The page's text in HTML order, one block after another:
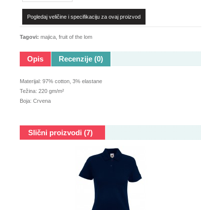
Pogledaj veličine i specifikaciju za ovaj proizvod
Tagovi: majica fruit of the lom
Opis Recenzije (0)
Materijal: 97% cotton, 3% elastane
Težina: 220 gm/m²
Boja: Crvena
Slični proizvodi (7)